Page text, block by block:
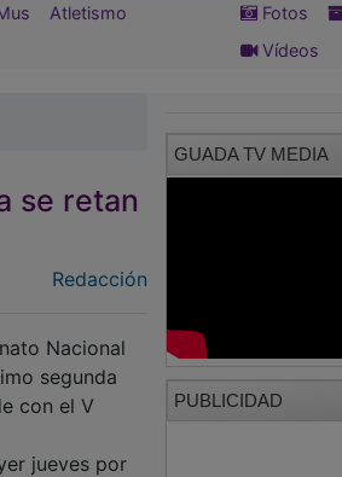
Atletismo
Fotos
Vídeos
se retan
Redacción
Nacional
segunda
con el V
jueves por
GUADA TV MEDIA
PUBLICIDAD